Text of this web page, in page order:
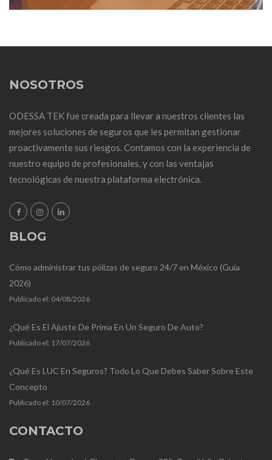
NOSOTROS
ODESSA TEK fue creada para llevar a nuestros clientes las
mejores soluciones de seguros que les permitan gestionar
proactivamente sus riesgos. Contamos con la experiencia de
nuestro equipo de profesionales, y con las ventajas
tecnológicas de nuestra plataforma electrónica.
BLOG
Cómo administrar tus pólizas de seguro 24/7 en México (Guía
2026)
Publicado el: 04/08/2026
¿Qué Es El Ajuste De Prima En Un Seguro De Auto?
Publicado el: 17/07/2026
¿Qué Es LUC En Seguros? Todo Lo Que Debes Saber Sobre Este
Concepto
Publicado el: 10/07/2026
CONTACTO